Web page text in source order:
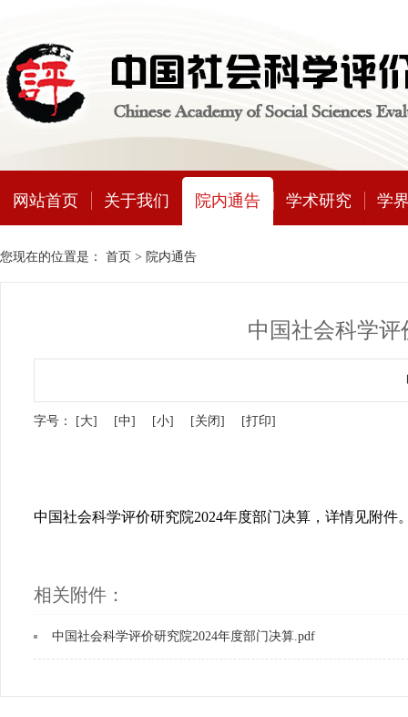
网站首页 关于我们 院内通告 学术研究 学
您现在的位置是： 首页 > 院内通告
中国社会科学评
字号： [大] [中] [小] [关闭] [打印]
中国社会科学评价研究院2024年度部门决算 ，详情见附件
相关附件：
中国社会科学评价研究院2024年度部门决算.pdf